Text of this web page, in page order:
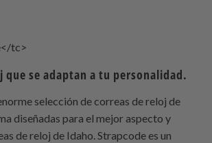
que se adaptan a tu personalidad.
selección de correas de reloj de
diseñadas para el mejor aspecto y
de reloj de Idaho.Strapcode es un